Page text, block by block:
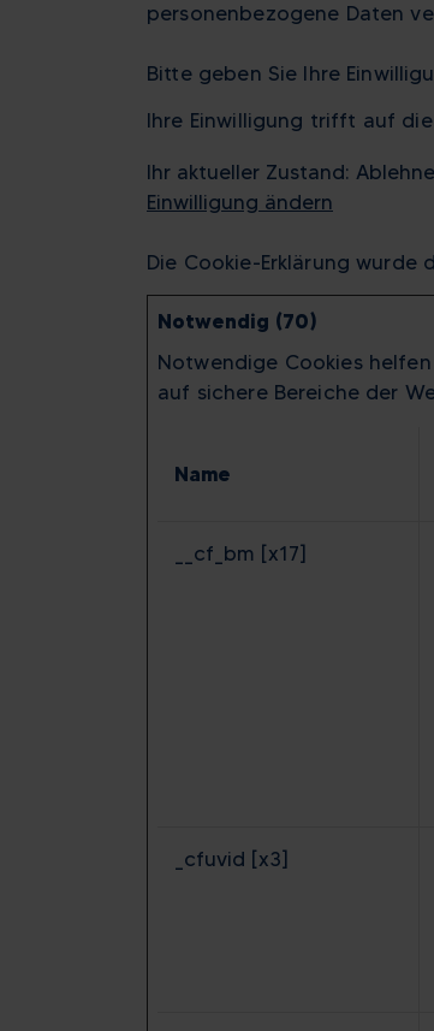
personenbezogene Daten
Bitte geben Sie Ihre
Ihre Einwilligung trifft auf
Ihr aktueller Zustand:
Einwilligung ändern
Die Cookie-Erklärung wurde
Notwendig (70)
Notwendige Cookies
auf sichere Bereiche der
Name
__cf_bm [x17]
_cfuvid [x3]